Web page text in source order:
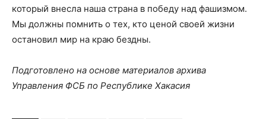
который внесла наша страна в победу над фашизмом.
Мы должны помнить о тех, кто ценой своей жизни
остановил мир на краю бездны.
Подготовлено на основе материалов архива
Управления ФСБ по Республике Хакасия